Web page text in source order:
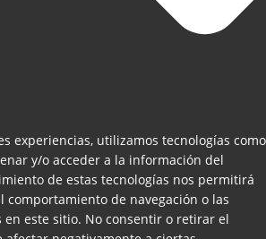
experiencias, utilizamos tecnologías como
y/o acceder a la información del
de estas tecnologías nos permitirá
comportamiento de navegación o las
en este sitio. No consentir o retirar el